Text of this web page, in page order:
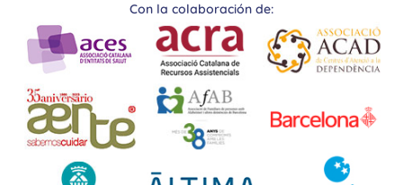
Con la colaboración de: